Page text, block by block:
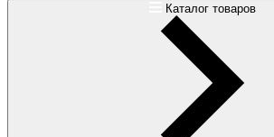
Каталог товаров